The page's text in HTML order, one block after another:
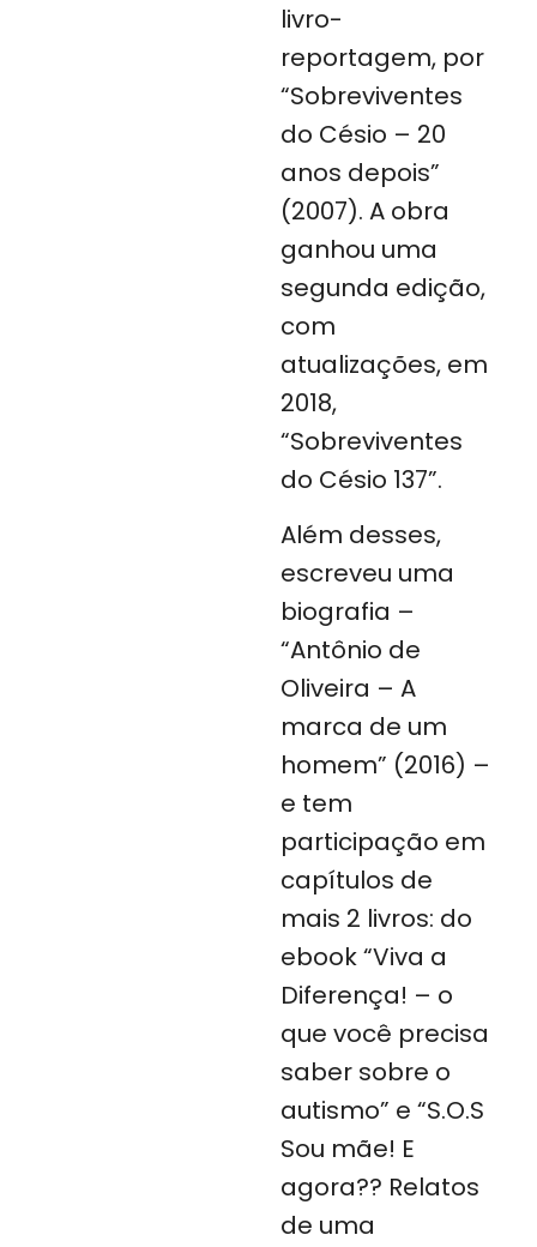
livro-
reportagem, por
“Sobreviventes
do Césio – 20
anos depois”
(2007). A obra
ganhou uma
segunda edição,
com
atualizações, em
2018,
“Sobreviventes
do Césio 137”.
Além desses,
escreveu uma
biografia –
“Antônio de
Oliveira – A
marca de um
homem” (2016) –
e tem
participação em
capítulos de
mais 2 livros: do
ebook “Viva a
Diferença! – o
que você precisa
saber sobre o
autismo” e “S.O.S
Sou mãe! E
agora?? Relatos
de uma